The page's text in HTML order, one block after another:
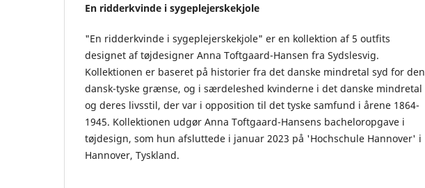
En ridderkvinde i sygeplejerskekjole
"En ridderkvinde i sygeplejerskekjole" er en kollektion af 5 outfits
designet af tøjdesigner Anna Toftgaard-Hansen fra Sydslesvig.
Kollektionen er baseret på historier fra det danske mindretal syd for den
dansk-tyske grænse, og i særdeleshed kvinderne i det danske mindretal
og deres livsstil, der var i opposition til det tyske samfund i årene 1864-
1945. Kollektionen udgør Anna Toftgaard-Hansens bacheloropgave i
tøjdesign, som hun afsluttede i januar 2023 på 'Hochschule Hannover' i
Hannover, Tyskland.